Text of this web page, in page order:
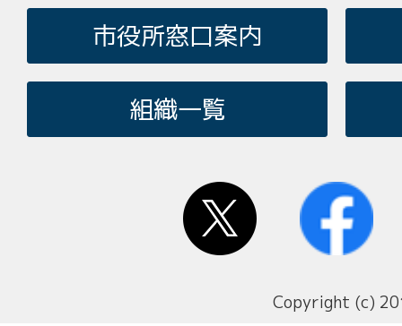
市役所窓口案内
組織一覧
Copyright (c)